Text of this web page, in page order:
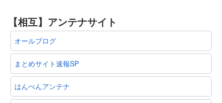
【相互】アンテナサイト
オールブログ
まとめサイト速報SP
はんぺんアンテナ